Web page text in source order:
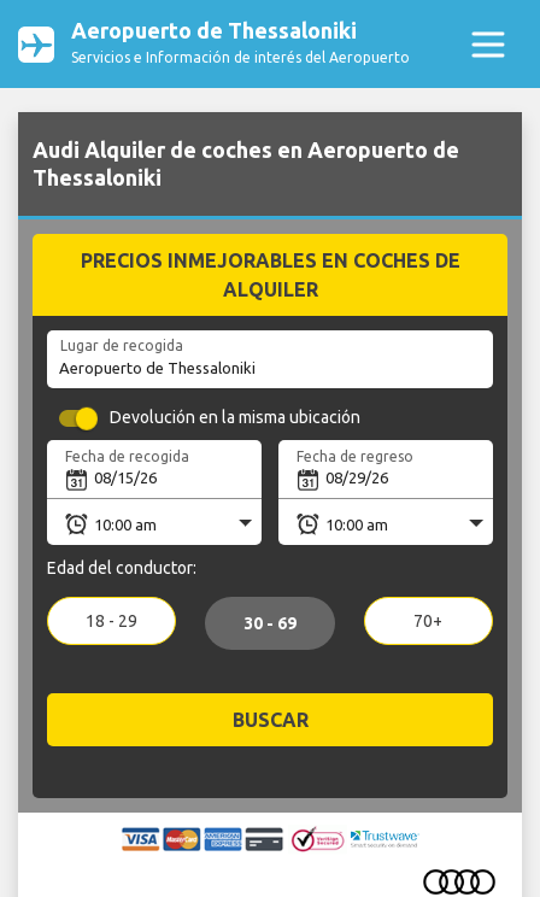
Aeropuerto de Thessaloniki
Servicios e Información de interés del Aeropuerto
Audi Alquiler de coches en Aeropuerto de
Thessaloniki
PRECIOS INMEJORABLES EN COCHES DE
ALQUILER
Lugar de recogida
Devolución en la misma ubicación
Fecha de recogida Fecha de regreso
Edad del conductor:
18 - 29 30 - 69 70+
BUSCAR